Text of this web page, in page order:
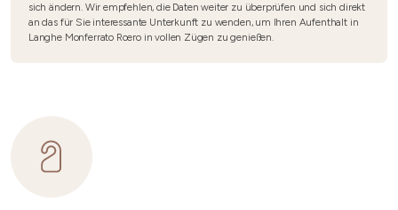
sich ändern. Wir empfehlen, die Daten weiter zu überprüfen und sich direkt
an das für Sie interessante Unterkunft zu wenden, um Ihren Aufenthalt in
Langhe Monferrato Roero in vollen Zügen zu genießen.